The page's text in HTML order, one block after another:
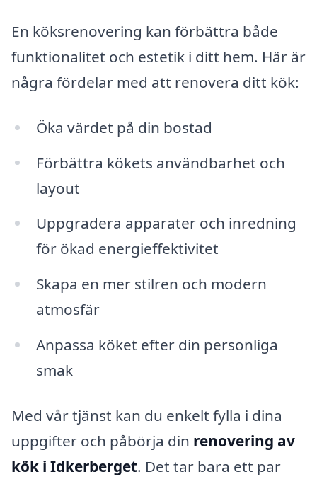
En köksrenovering kan förbättra både
funktionalitet och estetik i ditt hem. Här är
några fördelar med att renovera ditt kök:
Öka värdet på din bostad
Förbättra kökets användbarhet och
layout
Uppgradera apparater och inredning
för ökad energieffektivitet
Skapa en mer stilren och modern
atmosfär
Anpassa köket efter din personliga
smak
Med vår tjänst kan du enkelt fylla i dina
uppgifter och påbörja din renovering av
kök i Idkerberget. Det tar bara ett par